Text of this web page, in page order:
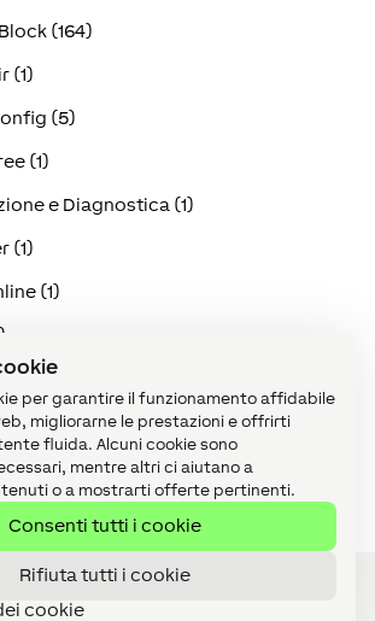
per garantire il funzionamento affidabile
migliorarne le prestazioni e offrirti
fluida. Alcuni cookie sono
mentre altri ci aiutano a
o a mostrarti offerte pertinenti.
Consenti tutti i cookie
Rifiuta tutti i cookie
cookie
(164)
(1)
(5)
(1)
e Diagnostica (1)
(1)
(1)
(25)
(1)
(1)